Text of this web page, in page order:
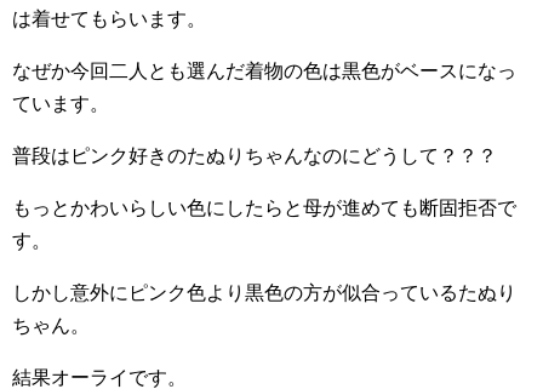
は着せてもらいます。
なぜか今回二人とも選んだ着物の色は黒色がベースになっ
ています。
普段はピンク好きのたぬりちゃんなのにどうして？？？
もっとかわいらしい色にしたらと母が進めても断固拒否で
す。
しかし意外にピンク色より黒色の方が似合っているたぬり
ちゃん。
結果オーライです。